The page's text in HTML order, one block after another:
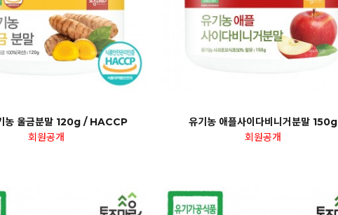
농 울금분말 120g / HACCP
회원공개
유기농 애플사이다비니거분말 150g
회원공개